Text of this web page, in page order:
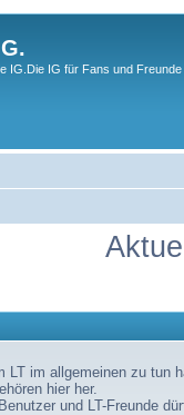
IG.Die IG für Fans und
LT im allgemeinen zu tun
hier her.
und LT-Freunde